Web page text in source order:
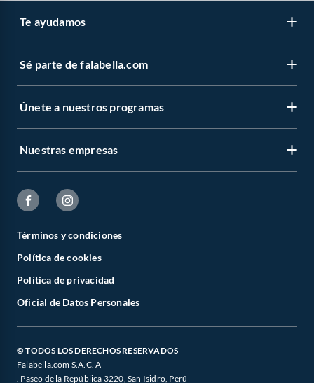
Te ayudamos
Sé parte de falabella.com
Únete a nuestros programas
Nuestras empresas
Términos y condiciones
Política de cookies
Política de privacidad
Oficial de Datos Personales
© TODOS LOS DERECHOS RESERVADOS
Falabella.com S.A.C. A
. Paseo de la República 3220, San Isidro, Perú